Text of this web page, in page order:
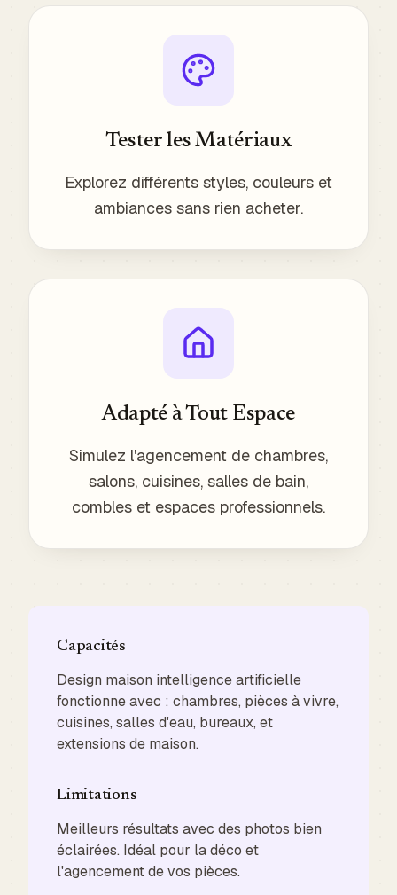
Tester les Matériaux
Explorez différents styles, couleurs et
ambiances sans rien acheter.
Adapté à Tout Espace
Simulez l'agencement de chambres,
salons, cuisines, salles de bain,
combles et espaces professionnels.
Capacités
Design maison intelligence artificielle
fonctionne avec : chambres, pièces à vivre,
cuisines, salles d'eau, bureaux, et
extensions de maison.
Limitations
Meilleurs résultats avec des photos bien
éclairées. Idéal pour la déco et
l'agencement de vos pièces.